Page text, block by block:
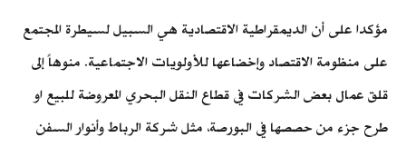
مؤكدا على أن الديمقراطية الاقتصادية هي السبيل لسيطرة المجتمع
على منظومة الاقتصاد وإخضاعها للأولويات الاجتماعية. منوهاً إلى
قلق عمال بعض الشركات في قطاع النقل البحري المعروضة للبيع او
طرح جزء من حصصها في البورصة، مثل شركة الرباط وأنوار السفن